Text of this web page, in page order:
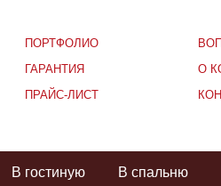
ПОРТФОЛИО
ГАРАНТИЯ
ПРАЙС-ЛИСТ
О
В гостиную В спальню